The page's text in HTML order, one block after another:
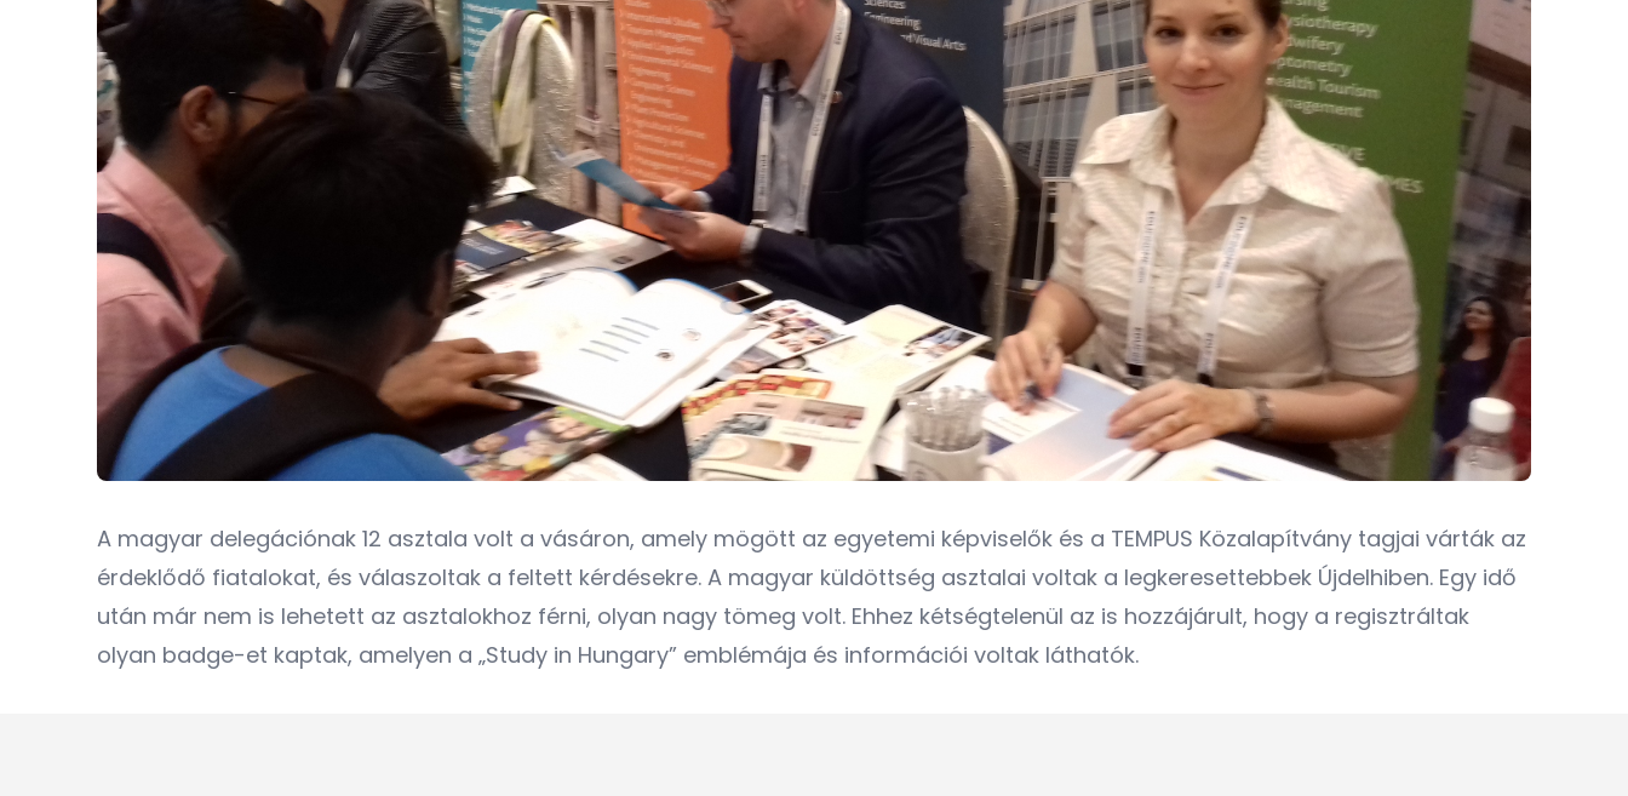
A magyar delegációnak 12 asztala volt a vásáron, amely mögött az egyetemi képviselők és a TEMPUS Közalapítvány tagjai várták az
érdeklődő fiatalokat, és válaszoltak a feltett kérdésekre. A magyar küldöttség asztalai voltak a legkeresettebbek Újdelhiben. Egy idő
után már nem is lehetett az asztalokhoz férni, olyan nagy tömeg volt. Ehhez kétségtelenül az is hozzájárult, hogy a regisztráltak
olyan badge-et kaptak, amelyen a „Study in Hungary” emblémája és információi voltak láthatók.